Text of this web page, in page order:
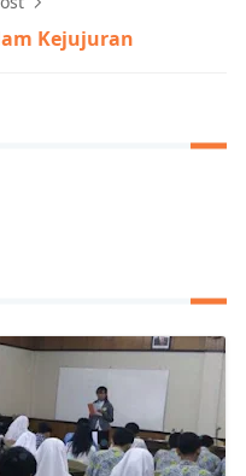
Kejujuran